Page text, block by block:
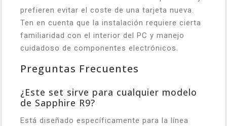
prefieren evitar el coste de una tarjeta nueva.
Ten en cuenta que la instalación requiere cierta
familiaridad con el interior del PC y manejo
cuidadoso de componentes electrónicos.
Preguntas Frecuentes
¿Este set sirve para cualquier modelo
de Sapphire R9?
Está diseñado específicamente para la línea